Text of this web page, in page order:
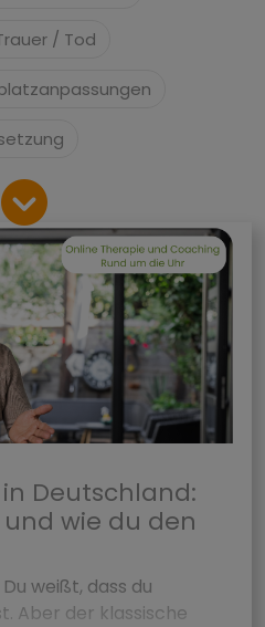
Deutschland:
wie du den
weißt, dass du
Aber der klassische
/ Tod